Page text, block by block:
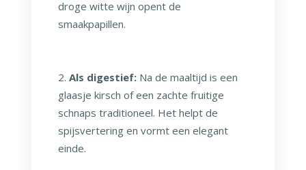
droge witte wijn opent de
smaakpapillen.
Als digestief:Na de maaltijd is een
glaasje kirsch of een zachte fruitige
schnaps traditioneel. Het helpt de
spijsvertering en vormt een elegant
einde.